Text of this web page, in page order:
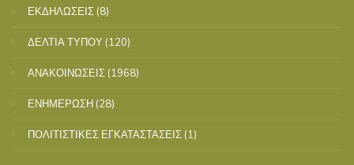
ΕΚΔΗΛΩΣΕΙΣ (8)
ΔΕΛΤΙΑ ΤΥΠΟΥ (120)
ΑΝΑΚΟΙΝΩΣΕΙΣ (1968)
ΕΝΗΜΕΡΩΣΗ (28)
ΠΟΛΙΤΙΣΤΙΚΕΣ ΕΓΚΑΤΑΣΤΑΣΕΙΣ (1)